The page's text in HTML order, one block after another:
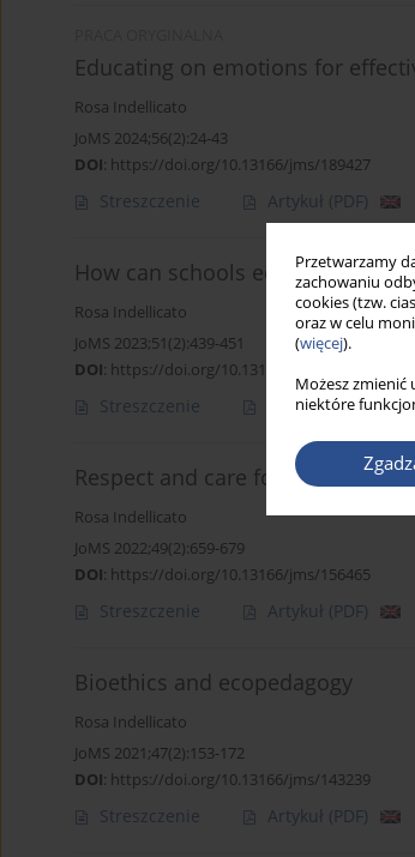
Przetwarzamy
zachowaniu
cookies (tzw.
oraz w celu
(więcej).
Możesz zmienić
niektóre
Educating on emotions for
Rosa Indellicato
JoMS 2024;56(2):24-43
DOI: https://doi.org/10.13166/jms/189427
Streszczenie Artykuł (PDF)
How can schools educate for
Rosa Indellicato
JoMS 2023;51(2):439-451
DOI: https://doi.org/10.13166/jms/166245
Streszczenie Artykuł(PDF)
Respect and care for the
Rosa Indellicato
JoMS 2022;49(2):659-679
DOI: https://doi.org/10.13166/jms/156465
Streszczenie Artykuł (PDF)
Bioethics and ecopedagogy
Rosa Indellicato
JoMS 2021;47(2):153-172
DOI: https://doi.org/10.13166/jms/143239
Streszczenie Artykuł (PDF)